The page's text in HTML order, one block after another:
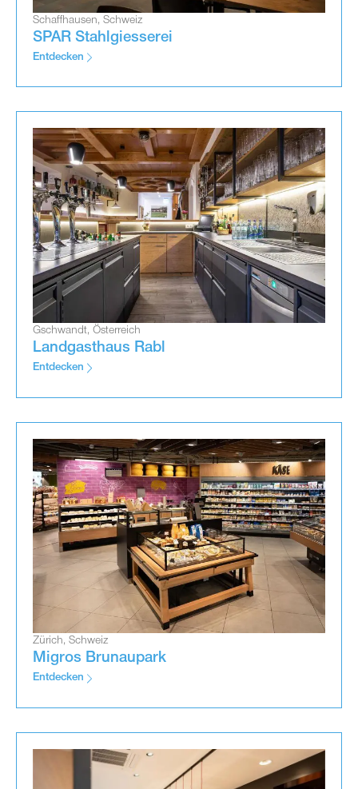
Schaffhausen, Schweiz
SPAR Stahlgiesserei
Entdecken
Gschwandt, Österreich
Landgasthaus Rabl
Entdecken
Zürich, Schweiz
Migros Brunaupark
Entdecken